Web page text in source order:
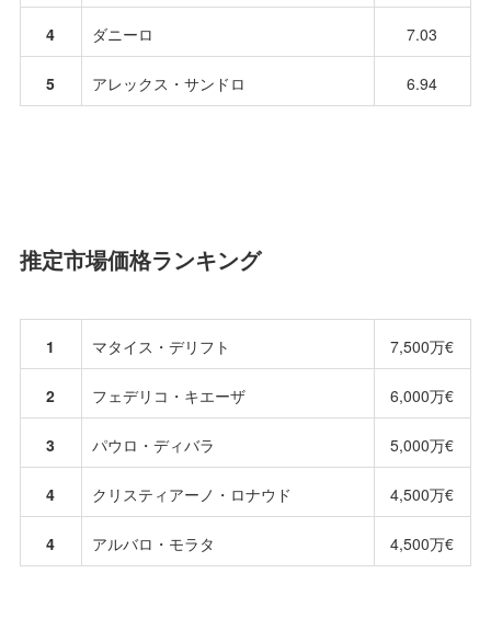
4 ダニーロ 7.03
5 アレックス・サンドロ 6.94
推定市場価格ランキング
1 マタイス・デリフト 7,500万€
2 フェデリコ・キエーザ 6,000万€
3 パウロ・ディバラ 5,000万€
4 クリスティアーノ・ロナウド 4,500万€
4 アルバロ・モラタ 4,500万€